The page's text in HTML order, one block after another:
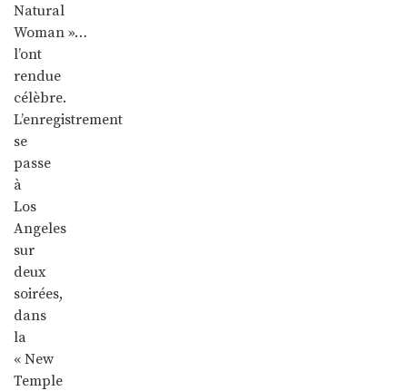
Natural
Woman »…
l’ont
rendue
célèbre.
L’enregistrement
se
passe
à
Los
Angeles
sur
deux
soirées,
dans
la
« New
Temple